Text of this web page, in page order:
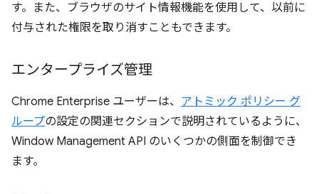
す。また、ブラウザのサイト情報機能を使用して、以前に
付与された権限を取り消すこともできます。
エンタープライズ管理
Chrome Enterprise ユーザーは、 アトミック ポリシー グ
ループの設定の関連セクションで説明されているように、
Window Management API のいくつかの側面を制御でき
ます。